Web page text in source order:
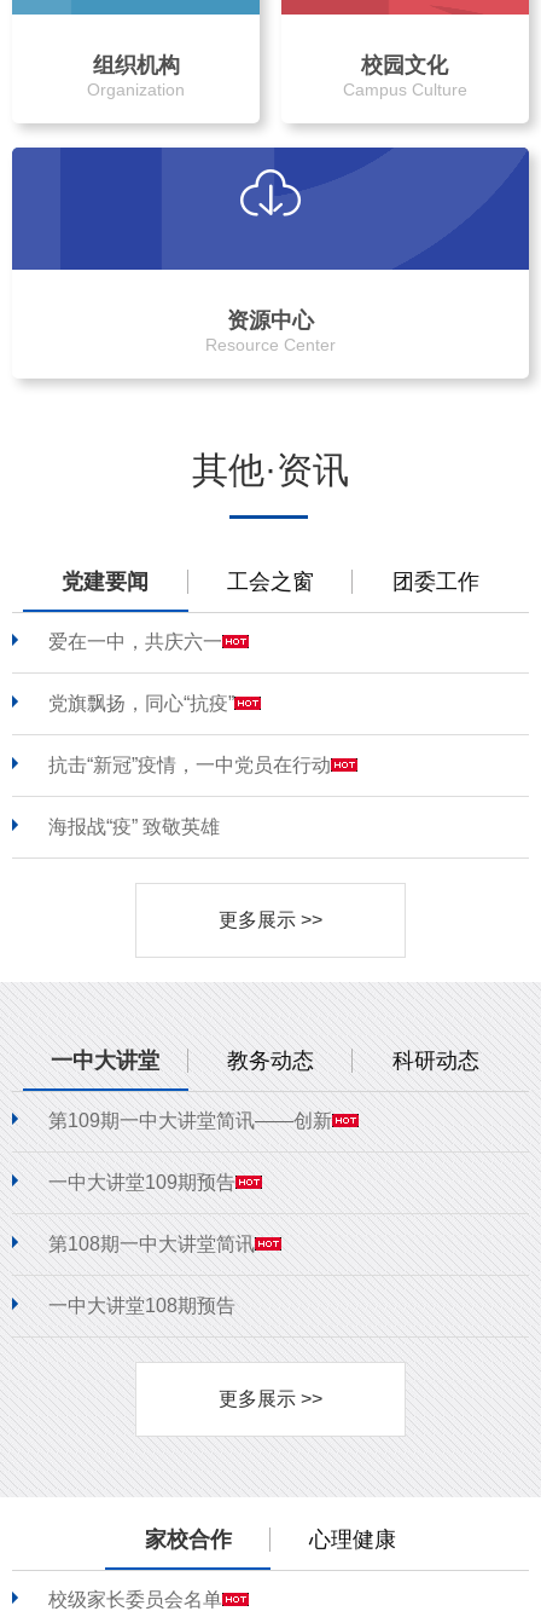
组织机构
Organization
校园文化
Campus Culture
资源中心
Resource Center
其他·资讯
党建要闻 工会之窗 团委工作
爱在一中，共庆六一
党旗飘扬，同心“抗疫”
抗击“新冠”疫情，一中党员在行动
海报战“疫” 致敬英雄
更多展示 >>
一中大讲堂 教务动态 科研动态
第109期一中大讲堂简讯——创新
一中大讲堂109期预告
第108期一中大讲堂简讯
一中大讲堂108期预告
更多展示 >>
家校合作 心理健康
校级家长委员会名单